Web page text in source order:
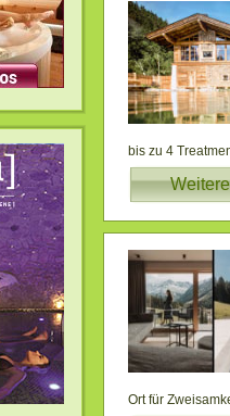
bis zu 4
Ort für